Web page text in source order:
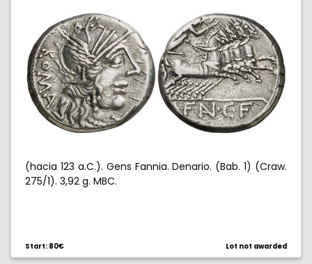
(hacia 123 a.C.). Gens Fannia. Denario. (Bab. 1) (Craw.
275/1). 3,92 g. MBC.
Start: 80€ Lot not awarded